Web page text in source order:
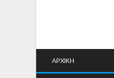
ΑΡΧΙΚΗ